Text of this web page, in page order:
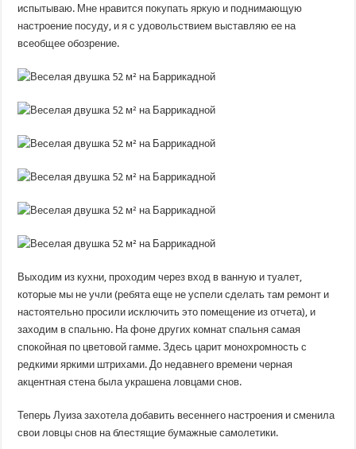
испытываю. Мне нравится покупать яркую и поднимающую
настроение посуду, и я с удовольствием выставляю ее на
всеобщее обозрение.
Выходим из кухни, проходим через вход в ванную и туалет,
которые мы не учли (ребята еще не успели сделать там ремонт и
настоятельно просили исключить это помещение из отчета), и
заходим в спальню. На фоне других комнат спальня самая
спокойная по цветовой гамме. Здесь царит монохромность с
редкими яркими штрихами. До недавнего времени черная
акцентная стена была украшена ловцами снов.
Теперь Луиза захотела добавить весеннего настроения и сменила
свои ловцы снов на блестящие бумажные самолетики.